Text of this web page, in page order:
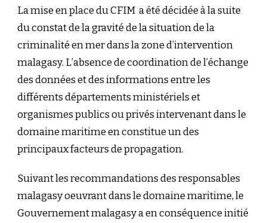
La mise en place du CFIM a été décidée à la suite
du constat de la gravité de la situation de la
criminalité en mer dans la zone d’intervention
malagasy. L’absence de coordination de l’échange
des données et des informations entre les
différents départements ministériels et
organismes publics ou privés intervenant dans le
domaine maritime en constitue un des
principaux facteurs de propagation.
Suivant les recommandations des responsables
malagasy oeuvrant dans le domaine maritime, le
Gouvernement malagasy a en conséquence initié